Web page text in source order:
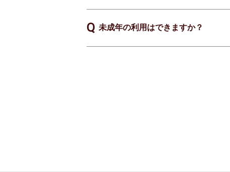
未成年の利用はできますか？